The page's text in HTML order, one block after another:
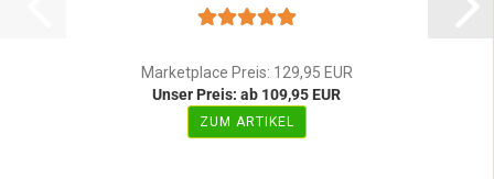
Marketplace Preis: 129,95 EUR
Unser Preis: ab 109,95 EUR
ZUM ARTIKEL